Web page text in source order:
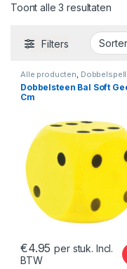
Toont alle 3 resultaten
Filters
Alle producten,
Spellen
Dobbelsteen Bal Soft
Cm
€4.95 per stuk. Incl.
BTW